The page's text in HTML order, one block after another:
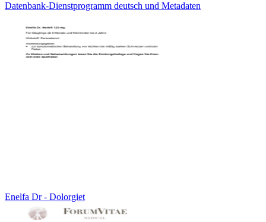
Datenbank-Dienstprogramm deutsch und Metadaten
Enelfa Dr - Dolorgiet